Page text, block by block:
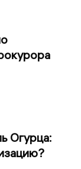
Огурца: